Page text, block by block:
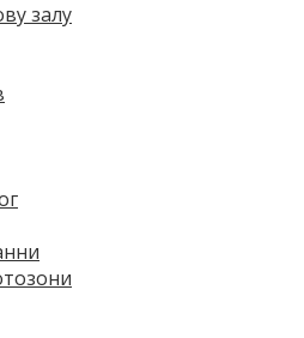
залу